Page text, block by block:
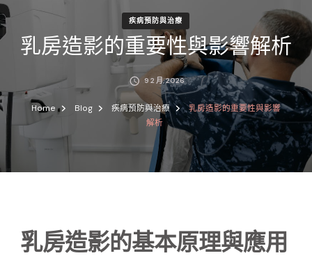
疾病預防與治療
乳房造影的重要性與影響解析
9 2 月, 2026
Home Blog 疾病預防與治療
乳房造影的重要性與影響
解析
乳房造影的基本原理與應用